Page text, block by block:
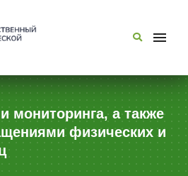
мониторинга, а также
физических и